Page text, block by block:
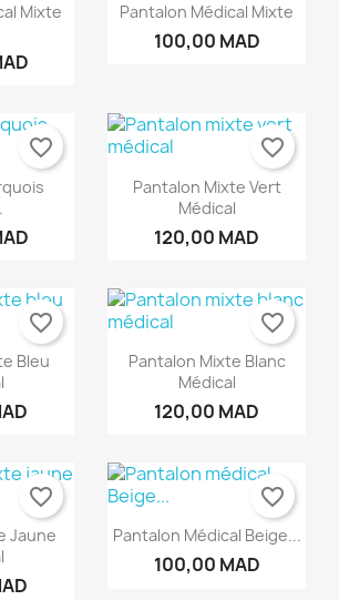
liste d'envies ×
liste
liste d'envies
((cancelText))
connecté pour ajouter des produits
Mixte
Pantalon Médical Mixte
100,00 MAD
favorite_border
Pantalon Mixte Vert
Médical
120,00 MAD
favorite_border
Bleu
favorite_border
Pantalon Mixte Blanc
Médical
120,00 MAD
favorite_border
Jaune
favorite_border
Pantalon Médical Beige...
100,00 MAD
favorite_border